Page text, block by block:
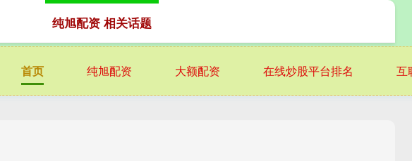
首页 纯旭配资 大额配资 在线炒股平台排名 互
纯旭配资 相关话题